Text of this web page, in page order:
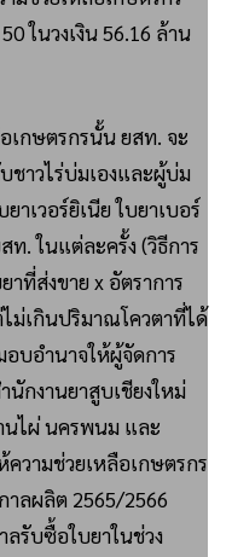
ในวงเงิน 56.16 ล้าน
เกษตรกรนั้น ยสท. จะ
ชาวไร่บ่มเองและผู้บ่ม
าเวอร์ยิเนีย ใบยาเบอร์
ท. ในแต่ละครั้ง (วิธีการ
ที่ส่งขาย x อัตราการ
ม่เกินปริมาณโควตาที่ได้
อบอำนาจให้ผู้จัดการ
กงานยาสูบเชียงใหม่
นไผ่ นครพนม และ
วามช่วยเหลือเกษตรกร
ลผลิต 2565/2566
รับซื้อใบยาในช่วง